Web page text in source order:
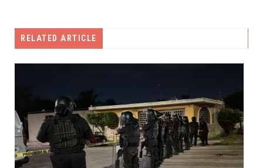
RELATED ARTICLE
5 agosto, 2026
YUCATÁN ES LA PUERTA DE ENERGÍAS
LIMPIAS DEL PAÍS